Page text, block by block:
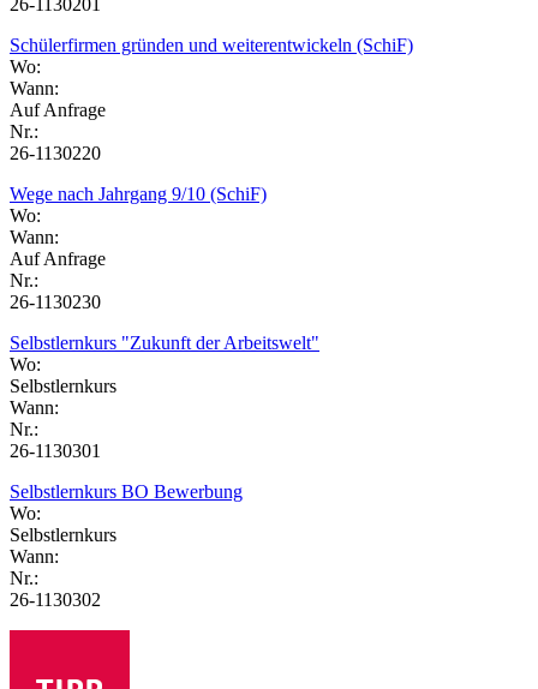
Schülerfirmen gründen und weiterentwickeln (SchiF)
Wo:
Wann:
Auf Anfrage
Nr.:
26-1130220
Wege nach Jahrgang 9/10 (SchiF)
Wo:
Wann:
Auf Anfrage
Nr.:
26-1130230
Selbstlernkurs "Zukunft der Arbeitswelt"
Wo:
Selbstlernkurs
Wann:
Nr.:
26-1130301
Selbstlernkurs BO Bewerbung
Wo:
Selbstlernkurs
Wann:
Nr.:
26-1130302